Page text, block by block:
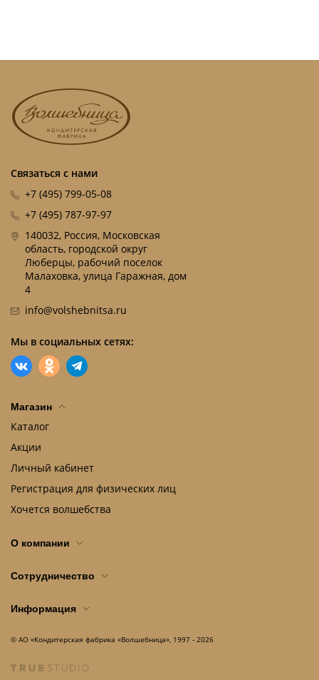
Связаться с нами
+7 (495) 799-05-08
+7 (495) 787-97-97
140032, Россия, Московская
область, городской округ
Люберцы, рабочий поселок
Малаховка, улица Гаражная, дом
4
info@volshebnitsa.ru
Мы в социальных сетях:
Магазин
Каталог
Акции
Личный кабинет
Регистрация для физических лиц
Хочется волшебства
О компании
Сотрудничество
Информация
© АО «Кондитерская фабрика «Волшебница», 1997 - 2026